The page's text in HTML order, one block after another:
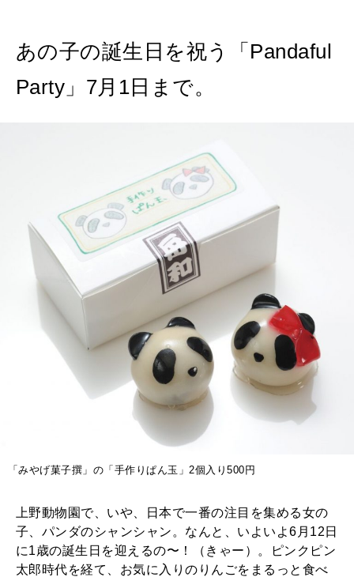
2026年9月号「北海道 おいしく遊ぶ、夏のご褒美旅。」
2026年8月号『お茶の時間です。』
2026年6月号「大銀座 トレンドが生まれる 新しい一流店へ。」
2026年5月号「“大好き”に出会いに。韓国」
2026年4月号「未来をつくる、学びの教科書。」
2026年3月号「スイーツ予想図 2026」
2026年2月号「良運を掴む 新・開運術。」
2026年1月号「猫がいれば、幸せ」
2025年12月号「お酒の新常識。」
FOLLOW US!
あの子の誕生日を祝う「Pandaful
Party」7月1日まで。
「みやげ菓子撰」の「手作りぱん玉」2個入り500円
上野動物園で、いや、日本で一番の注目を集める女の
子、パンダのシャンシャン。なんと、いよいよ6月12日
に1歳の誕生日を迎えるの〜！（きゃー）。ピンクピン
太郎時代を経て、お気に入りのりんごをまるっと食べ